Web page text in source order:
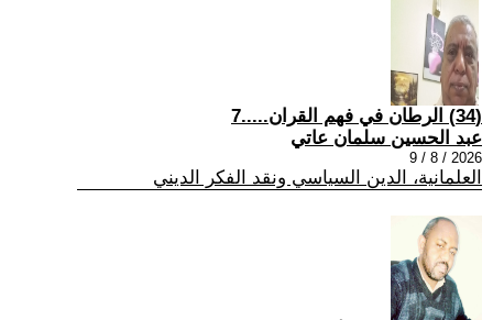
(34) الرطان في فهم القران.....7
عبد الحسين سلمان عاتي
2026 / 8 / 9
العلمانية، الدين السياسي ونقد الفكر الديني